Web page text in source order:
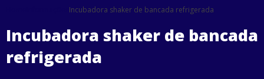
Incubadora shaker de bancada refrigerada
Incubadora shaker de bancada
refrigerada